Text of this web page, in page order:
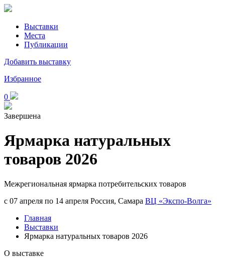
Выставки
Места
Публикации
Добавить выставку
Избранное
0
Завершена
Ярмарка натуральных
товаров 2026
Межрегиональная ярмарка потребительских товаров
с 07 апреля по 14 апреля Россия, Самара ВЦ «Экспо-Волга»
Главная
Выставки
Ярмарка натуральных товаров 2026
О выставке